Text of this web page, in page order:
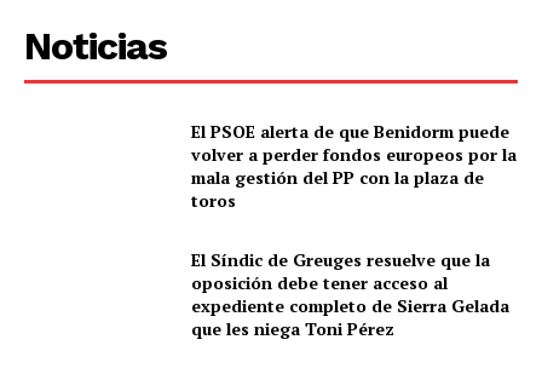
Noticias
El PSOE alerta de que Benidorm puede
volver a perder fondos europeos por la
mala gestión del PP con la plaza de
toros
El Síndic de Greuges resuelve que la
oposición debe tener acceso al
expediente completo de Sierra Gelada
que les niega Toni Pérez